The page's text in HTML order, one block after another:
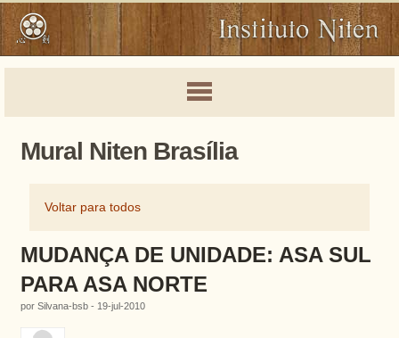
Mural Niten Brasília
Voltar para todos
MUDANÇA DE UNIDADE: ASA SUL
PARA ASA NORTE
por Silvana-bsb - 19-jul-2010